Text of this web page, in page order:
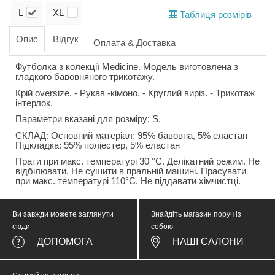
L XL Таблиця розмірів
Опис Відгук Оплата & Доставка
Футболка з колекції Medicine. Модель виготовлена з
гладкого бавовняного трикотажу.
Крій oversize. - Рукав -кімоно. - Круглий виріз. - Трикотаж
інтерлок.
Параметри вказані для розміру: S.
СКЛАД: Основний матеріал: 95% бавовна, 5% еластан
Підкладка: 95% поліестер, 5% еластан
Прати при макс. температурі 30 °C. Делікатний режим. Не
відбілювати. Не сушити в пральній машині. Прасувати
при макс. температурі 110°C. Не піддавати хімчистці.
Ви завжди можете заглянути
сюди
ДОПОМОГА
Знайдіть магазин поруч із
собою
НАШІ САЛОНИ